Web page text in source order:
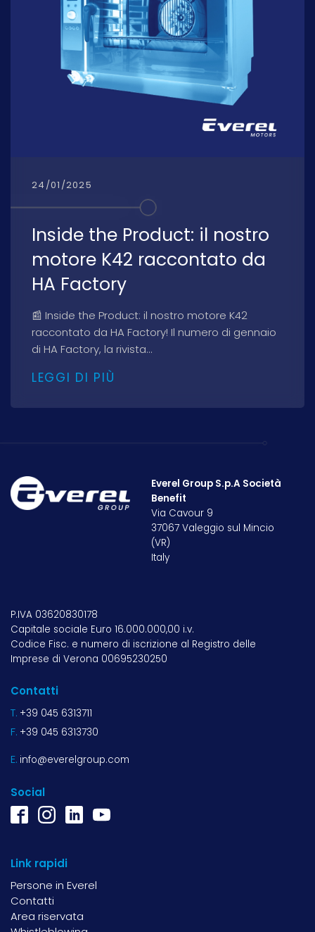
24/01/2025
Inside the Product: il nostro
motore K42 raccontato da
HA Factory
📰 Inside the Product: il nostro motore K42
raccontato da HA Factory! Il numero di gennaio
di HA Factory, la rivista...
LEGGI DI PIÙ
Everel Group S.p.A Società
Benefit
Via Cavour 9
37067 Valeggio sul Mincio
(VR)
Italy
P.IVA 03620830178
Capitale sociale Euro 16.000.000,00 i.v.
Codice Fisc. e numero di iscrizione al Registro delle
Imprese di Verona 00695230250
Contatti
T. +39 045 6313711
F. +39 045 6313730
E. info@everelgroup.com
Social
Link rapidi
Persone in Everel
Contatti
Area riservata